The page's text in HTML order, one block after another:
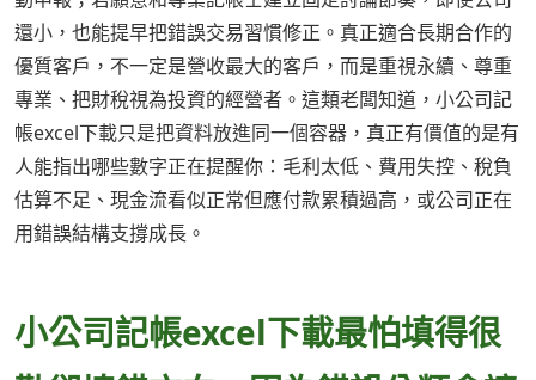
還小，也能提早把錯誤交易習慣修正。真正適合長期合作的
優質客戶，不一定是營收最大的客戶，而是重視永續、尊重
專業、把財稅視為投資的經營者。這類老闆知道，小公司記
帳excel下載只是把資料放進同一個容器，真正有價值的是有
人能指出哪些數字正在提醒你：毛利太低、費用失控、稅負
估算不足、現金流看似正常但應付款累積過高，或公司正在
用錯誤結構支撐成長。
小公司記帳excel下載最怕填得很